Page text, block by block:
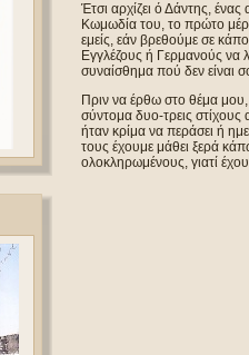
Έτσι αρχίζει ό Δάντης,
Κωμωδία του, το πρώτο
εμείς, εάν βρεθούμε σε
Εγγλέζους ή Γερμανούς να
συναίσθημα πού δεν είναι
Πριν να έρθω στο θέμα
σύντομα δυο-τρεις
ήταν κρίμα να περάσει ή
τους έχουμε μάθει ξερά
ολοκληρωμένους, γιατί